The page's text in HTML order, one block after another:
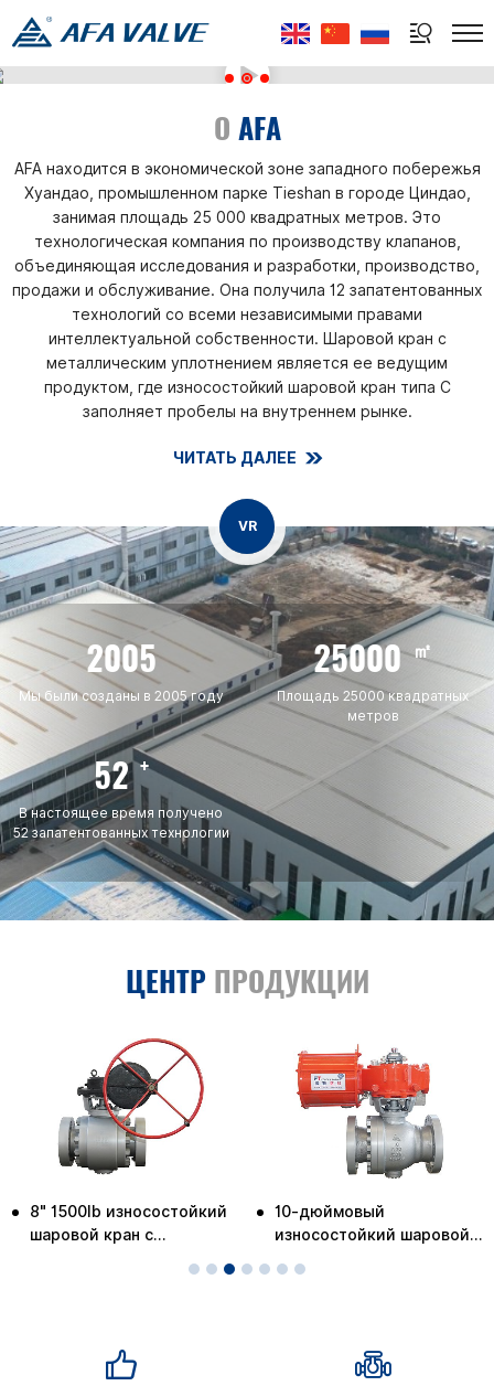
Select Language
O AFA
AFA находится в экономической зоне западного побережья
Хуандао, промышленном парке Tieshan в городе Циндао,
занимая площадь 25 000 квадратных метров. Это
технологическая компания по производству клапанов,
объединяющая исследования и разработки, производство,
продажи и обслуживание. Она получила 12 запатентованных
технологий со всеми независимыми правами
интеллектуальной собственности. Шаровой кран с
металлическим уплотнением является ее ведущим
продуктом, где износостойкий шаровой кран типа C
заполняет пробелы на внутреннем рынке.
ЧИТАТЬ ДАЛЕЕ
VR
2005
Мы были созданы в 2005 году
25000 ㎡
Площадь 25000 квадратных
метров
52 +
В настоящее время получено
52 запатентованных технологии
ЦЕНТР ПРОДУКЦИИ
8" 1500lb износостойкий
шаровой кран с
10-дюймовый
износостойкий шаровой